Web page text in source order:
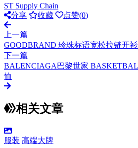
ST Supply Chain
分享
收藏 点赞(0)
上一篇
GOODBRAND 珍珠标语宽松拉链开
下一篇
BALENCIAGA巴黎世家
恤
相关文章
服装 高端大牌